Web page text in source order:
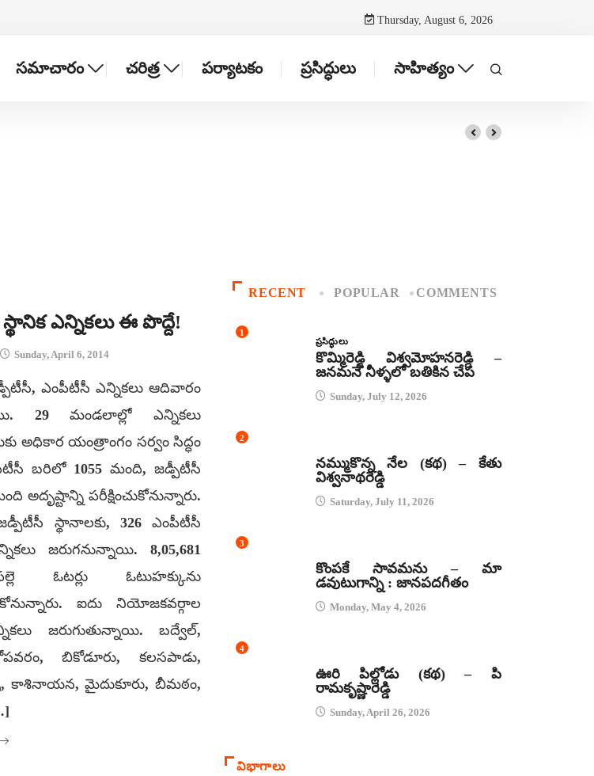
Thursday, August 6, 2026
సమాచారం చరిత్ర పర్యాటకం ప్రసిద్ధులు సాహిత్యం
ఎన్నికలు ఈ పొద్దే!
Sunday, April 6, 2014
ఎంపీటీసీ ఎన్నికలు ఆదివారం
29 మండలాల్లో ఎన్నికలు
అధికార యంత్రాంగం సర్వం సిద్ధం
బరిలో 1055 మంది, జడ్పీటీసీ
అదృష్టాన్ని పరీక్షించుకోనున్నారు.
స్థానాలకు, 326 ఎంపీటీసీ
జరుగనున్నాయి. 8,05,681
ఓటర్లు ఓటుహక్కును
ఐదు నియోజకవర్గాల
జరుగుతున్నాయి. బద్వేల్,
బికోడూరు, కలసపాడు,
కాశినాయన, మైదుకూరు, బీమఠం,
RECENT POPULAR COMMENTS
1
ప్రసిద్ధులు
కొమ్మిరెడ్డి విశ్వమోహనరెడ్డి –
జనమనే నీళ్ళలో బతికిన చేప
Sunday, July 12, 2026
2
నమ్ముకొన్న నేల (కథ) – కేతు
విశ్వనాథరెడ్డి
Saturday, July 11, 2026
3
కొంపకే సావమను – మా
డవుటుగాన్ని : జానపదగీతం
Monday, May 4, 2026
4
ఊరి పిల్లోడు (కథ) – పి
రామకృష్ణారెడ్డి
Sunday, April 26, 2026
విభాగాలు